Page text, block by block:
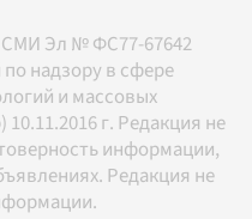
СМИ Эл № ФС77-67642
надзору в сфере
и массовых
г. Редакция не
информации,
Редакция не